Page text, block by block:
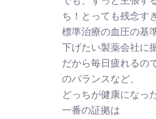
ち！とっても残念す
標準治療の血圧の基
下げたい製薬会社に
だから毎日疲れるの
のバランスなど、
どっちが健康になっ
一番の証拠は